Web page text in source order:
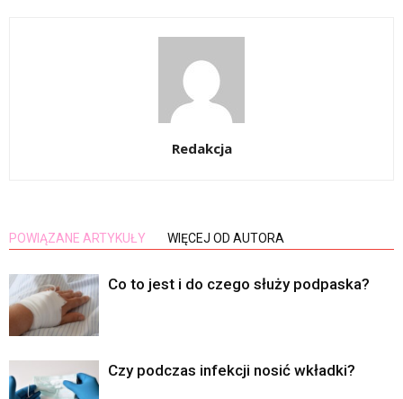
Redakcja
POWIĄZANE ARTYKUŁY WIĘCEJ OD AUTORA
Co to jest i do czego służy podpaska?
Czy podczas infekcji nosić wkładki?